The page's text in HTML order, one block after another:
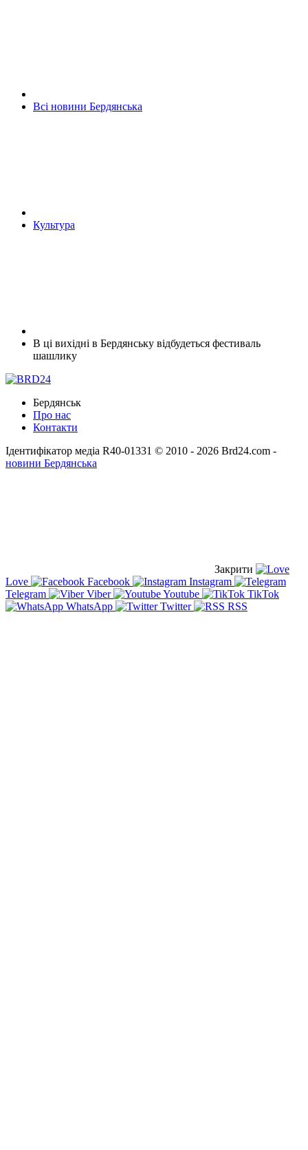
Всі новини Бердянська
Культура
В ці вихідні в Бердянську відбудеться фестиваль
шашлику
Бердянськ
Про нас
Контакти
Ідентифікатор медіа R40-01331 © 2010 - 2026 Brd24.com -
новини Бердянська
Закрити
Love
Facebook
Instagram
Telegram
Viber Youtube
TikTok
WhatsApp
Twitter RSS